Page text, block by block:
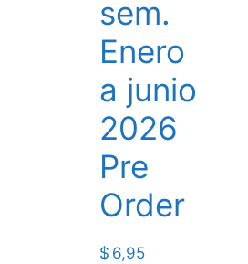
sem.
Enero
a junio
2026
Pre
Order
$ 6,95